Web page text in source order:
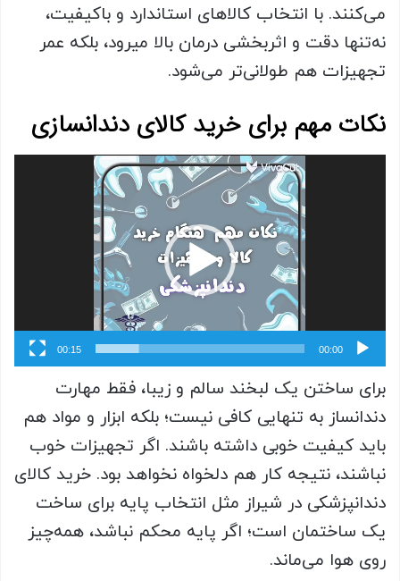
می‌کنند. با انتخاب کالاهای استاندارد و باکیفیت،
نه‌تنها دقت و اثربخشی درمان بالا می‎رود، بلکه عمر
تجهیزات هم طولانی‌تر می‌شود.
نکات مهم برای خرید کالای دندانسازی
نمایشگر
ویدیو
00:00
00:15
برای ساختن یک لبخند سالم و زیبا، فقط مهارت
دندانساز به تنهایی کافی نیست؛ بلکه ابزار و مواد هم
باید کیفیت خوبی داشته باشند. اگر تجهیزات خوب
نباشند، نتیجه‌ کار هم دلخواه نخواهد بود. خرید کالای
دندانپزشکی در شیراز مثل انتخاب پایه برای ساخت
یک ساختمان است؛ اگر پایه محکم نباشد، همه‌چیز
روی هوا می‌ماند.